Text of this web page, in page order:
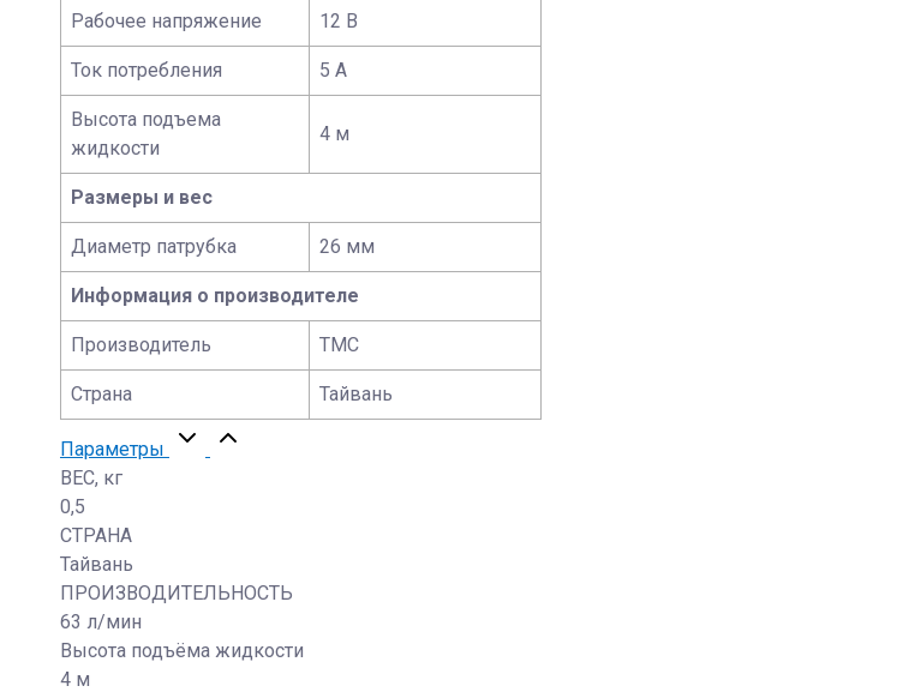
Рабочее напряжение 12 В
Ток потребления 5 А
Высота подъема
жидкости
4 м
Размеры и вес
Диаметр патрубка 26 мм
Информация о производителе
Производитель TMC
Страна Тайвань
Параметры
ВЕС, кг
0,5
СТРАНА
Тайвань
ПРОИЗВОДИТЕЛЬНОСТЬ
63 л/мин
Высота подъёма жидкости
4 м